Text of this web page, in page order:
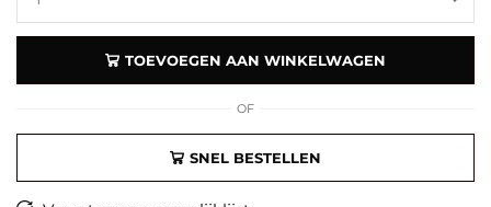
TOEVOEGEN AAN WINKELWAGEN
OF
SNEL BESTELLEN